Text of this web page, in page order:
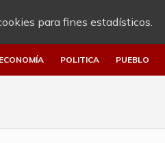
para fines estadísticos.
ECONOMÍA POLITICA PUEBLO